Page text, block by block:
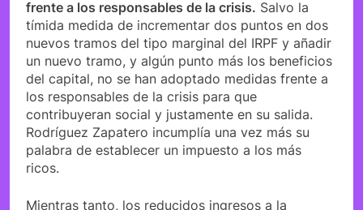
frente a los responsables de la crisis. Salvo la
tímida medida de incrementar dos puntos en dos
nuevos tramos del tipo marginal del IRPF y añadir
un nuevo tramo, y algún punto más los beneficios
del capital, no se han adoptado medidas frente a
los responsables de la crisis para que
contribuyeran social y justamente en su salida.
Rodríguez Zapatero incumplía una vez más su
palabra de establecer un impuesto a los más
ricos.
Mientras tanto, los reducidos ingresos a la